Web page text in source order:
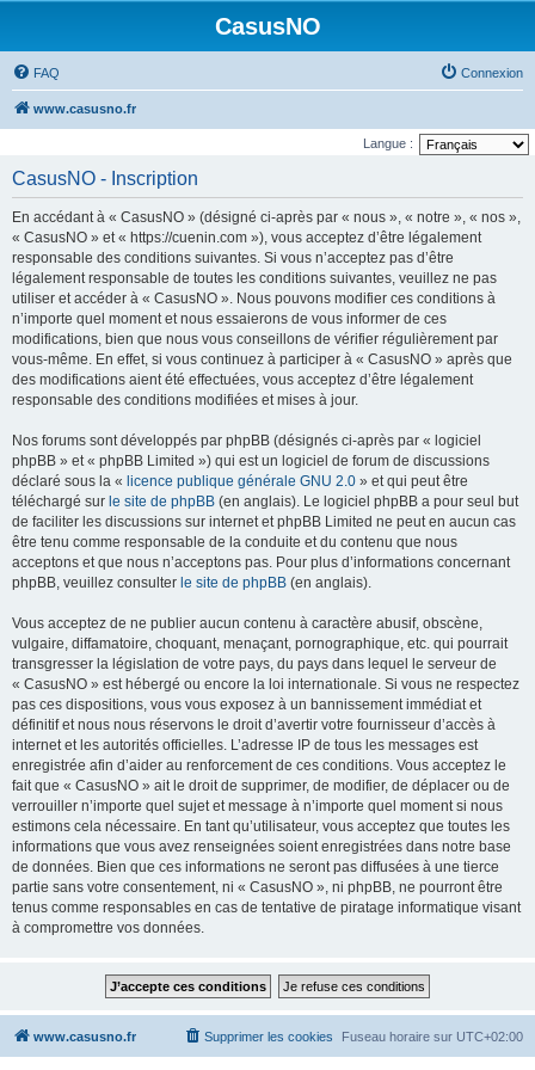
CasusNO
FAQ Connexion
www.casusno.fr
Langue :
CasusNO - Inscription
En accédant à « CasusNO » (désigné ci-après par « nous », « notre », « nos »,
« CasusNO » et « https://cuenin.com »), vous acceptez d’être légalement
responsable des conditions suivantes. Si vous n’acceptez pas d’être
légalement responsable de toutes les conditions suivantes, veuillez ne pas
utiliser et accéder à « CasusNO ». Nous pouvons modifier ces conditions à
n’importe quel moment et nous essaierons de vous informer de ces
modifications, bien que nous vous conseillons de vérifier régulièrement par
vous-même. En effet, si vous continuez à participer à « CasusNO » après que
des modifications aient été effectuées, vous acceptez d’être légalement
responsable des conditions modifiées et mises à jour.
Nos forums sont développés par phpBB (désignés ci-après par « logiciel
phpBB » et « phpBB Limited ») qui est un logiciel de forum de discussions
déclaré sous la « licence publique générale GNU 2.0 » et qui peut être
téléchargé sur le site de phpBB (en anglais). Le logiciel phpBB a pour seul but
de faciliter les discussions sur internet et phpBB Limited ne peut en aucun cas
être tenu comme responsable de la conduite et du contenu que nous
acceptons et que nous n’acceptons pas. Pour plus d’informations concernant
phpBB, veuillez consulter le site de phpBB (en anglais).
Vous acceptez de ne publier aucun contenu à caractère abusif, obscène,
vulgaire, diffamatoire, choquant, menaçant, pornographique, etc. qui pourrait
transgresser la législation de votre pays, du pays dans lequel le serveur de
« CasusNO » est hébergé ou encore la loi internationale. Si vous ne respectez
pas ces dispositions, vous vous exposez à un bannissement immédiat et
définitif et nous nous réservons le droit d’avertir votre fournisseur d’accès à
internet et les autorités officielles. L’adresse IP de tous les messages est
enregistrée afin d’aider au renforcement de ces conditions. Vous acceptez le
fait que « CasusNO » ait le droit de supprimer, de modifier, de déplacer ou de
verrouiller n’importe quel sujet et message à n’importe quel moment si nous
estimons cela nécessaire. En tant qu’utilisateur, vous acceptez que toutes les
informations que vous avez renseignées soient enregistrées dans notre base
de données. Bien que ces informations ne seront pas diffusées à une tierce
partie sans votre consentement, ni « CasusNO », ni phpBB, ne pourront être
tenus comme responsables en cas de tentative de piratage informatique visant
à compromettre vos données.
www.casusno.fr Fuseau horaire sur UTC+02:00
Supprimer les cookies